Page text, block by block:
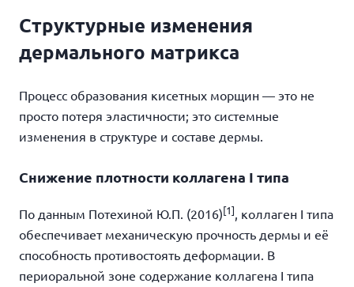
Структурные изменения
дермального матрикса
Процесс образования кисетных морщин — это не
просто потеря эластичности; это системные
изменения в структуре и составе дермы.
Снижение плотности коллагена I типа
По данным Потехиной Ю.П. (2016) [1] , коллаген I типа
обеспечивает механическую прочность дермы и её
способность противостоять деформации. В
периоральной зоне содержание коллагена I типа